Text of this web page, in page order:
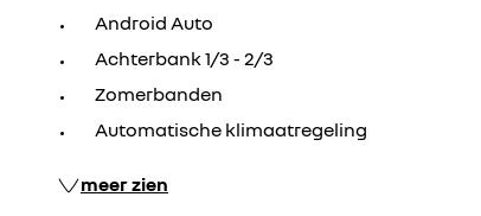
Android Auto
Achterbank 1/3 - 2/3
Zomerbanden
Automatische klimaatregeling
meer zien